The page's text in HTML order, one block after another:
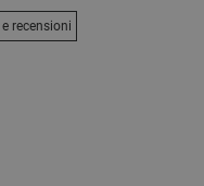
e recensioni